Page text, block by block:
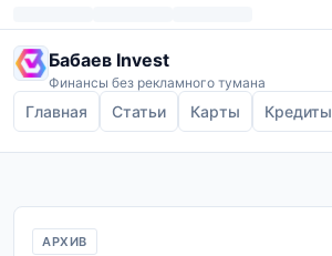
Бабаев Invest
Финансы без рекламного тумана
Главная Статьи Карты Кредиты
АРХИВ